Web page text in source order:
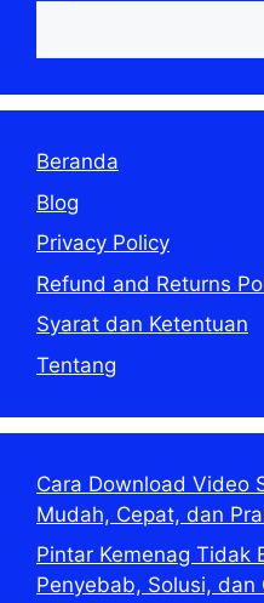
Beranda
Blog
Privacy Policy
Refund and Returns
Syarat dan Ketentuan
Tentang
Cara Download Video
Mudah, Cepat, dan
Pintar Kemenag Tidak
Penyebab, Solusi, dan